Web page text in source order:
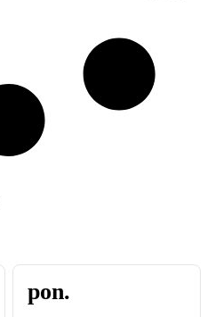
pon.